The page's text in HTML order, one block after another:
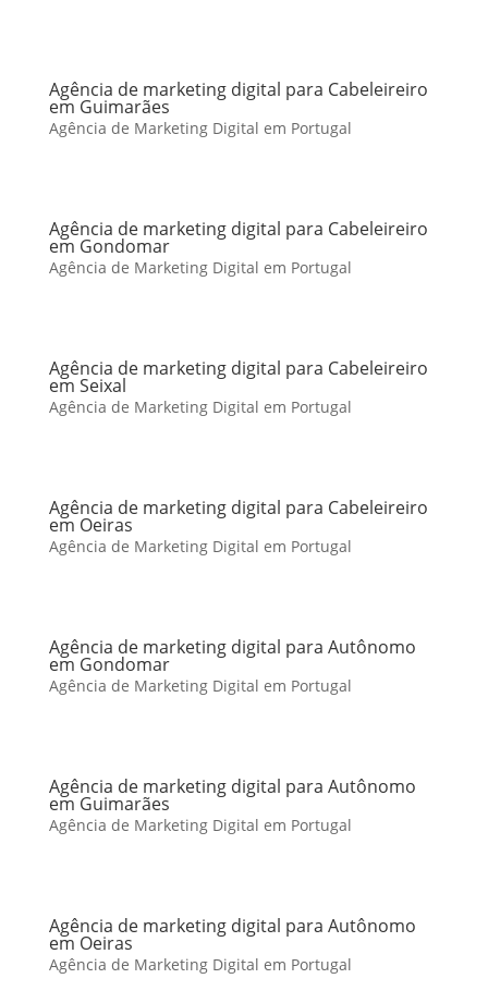
Agência de marketing digital para Cabeleireiro
em Guimarães
Agência de Marketing Digital em Portugal
Agência de marketing digital para Cabeleireiro
em Gondomar
Agência de Marketing Digital em Portugal
Agência de marketing digital para Cabeleireiro
em Seixal
Agência de Marketing Digital em Portugal
Agência de marketing digital para Cabeleireiro
em Oeiras
Agência de Marketing Digital em Portugal
Agência de marketing digital para Autônomo
em Gondomar
Agência de Marketing Digital em Portugal
Agência de marketing digital para Autônomo
em Guimarães
Agência de Marketing Digital em Portugal
Agência de marketing digital para Autônomo
em Oeiras
Agência de Marketing Digital em Portugal